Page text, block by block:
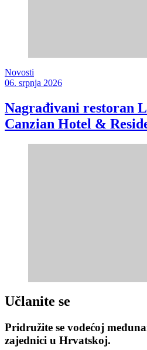
Novosti
06. srpnja 2026
Nagrađivani restoran
Canzian Hotel &
Učlanite se
Pridružite se vodećoj
zajednici u Hrvatskoj.